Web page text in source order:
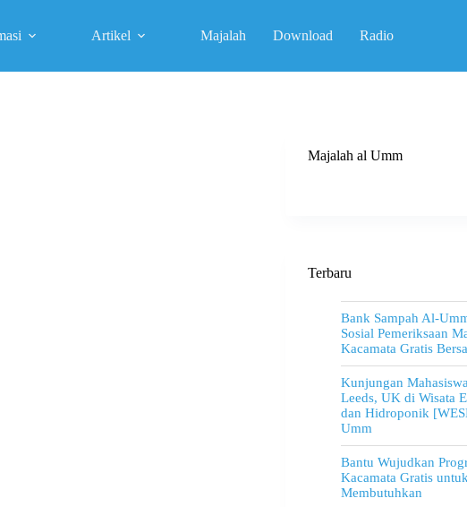
Artikel Majalah Download Radio
Majalah al Umm
Terbaru
Bank Sampah Al-
Sosial Pemeriksaan
Kacamata Gratis
Kunjungan
Leeds, UK di Wisata
dan Hidroponik
Umm
Bantu Wujudkan
Kacamata Gratis
Membutuhkan